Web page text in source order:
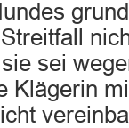
sei
Klägerin